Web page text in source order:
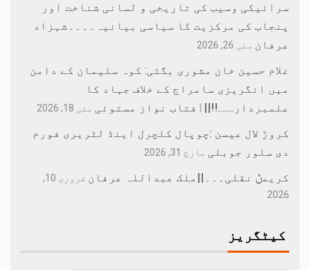
سرائیکی وسیب کی تاریخی و لسانی شناخت اور
پنجاب کی مرکزیت کا سیاسی بیانیہ۔۔۔۔شہزاد
عرفان مئی 26, 2026
غلام حسین خان مشوری بگٹی: کوہ سلیمان کے دامن
میں انگریزی سامراج کے خلاف جہاد کا
علمبردار…….!!||آفتاب نواز مستوئی مئی 18, 2026
کروڑ لال عیسن :چوپال کلچرل اینڈ لٹریری فورم
دی سلور جوبلی مارچ 31, 2026
کریمݨ نقلی۔۔۔||ملک عبداللہ عرفان
فروری 10,
2026
کیٹگریز